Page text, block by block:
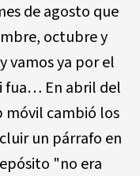
de agosto que
octubre y
vamos ya por el
fua… En abril del
cambió los
un párrafo en
"no era